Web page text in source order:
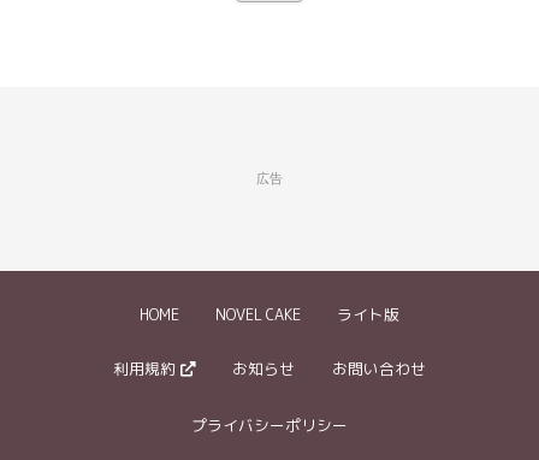
広告
HOME NOVEL CAKE ライト版
利用規約 お知らせ お問い合わせ
プライバシーポリシー